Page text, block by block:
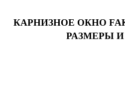
КАРНИЗНОЕ ОКНО
РАЗМЕРЫ